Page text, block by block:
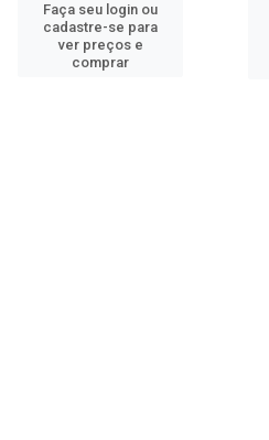
Faça seu login ou
cadastre-se para
ver preços e
comprar